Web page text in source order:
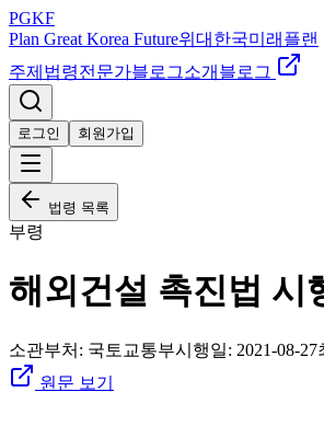
PGKF
Plan Great Korea Future위대한국미래플랜
주제 법령전문가블로그소개 블로그
로그인 회원가입
법령 목록
부령
해외건설 촉진법 시
소관부처: 국토교통부시행일: 2021-08-27
원문 보기